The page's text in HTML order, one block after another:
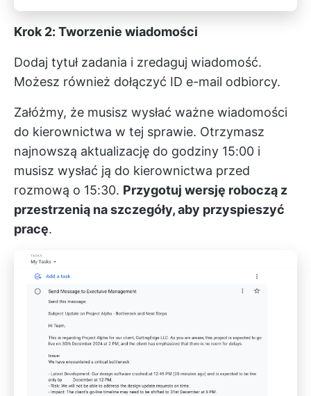
Krok 2: Tworzenie wiadomości
Dodaj tytuł zadania i zredaguj wiadomość.
Możesz również dołączyć ID e-mail odbiorcy.
Załóżmy, że musisz wysłać ważne wiadomości
do kierownictwa w tej sprawie. Otrzymasz
najnowszą aktualizację do godziny 15:00 i
musisz wysłać ją do kierownictwa przed
rozmową o 15:30. Przygotuj wersję roboczą z
przestrzenią na szczegóły, aby przyspieszyć
pracę.